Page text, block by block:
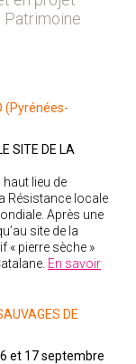
Patrimoine
(Pyrénées-
SITE DE LA
haut lieu de
Résistance locale
Après une
site de la
« pierre sèche »
En savoir
DE
et 17 septembre